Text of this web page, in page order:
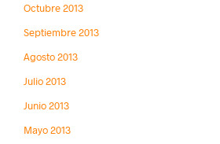
Octubre 2013
Septiembre 2013
Agosto 2013
Julio 2013
Junio 2013
Mayo 2013